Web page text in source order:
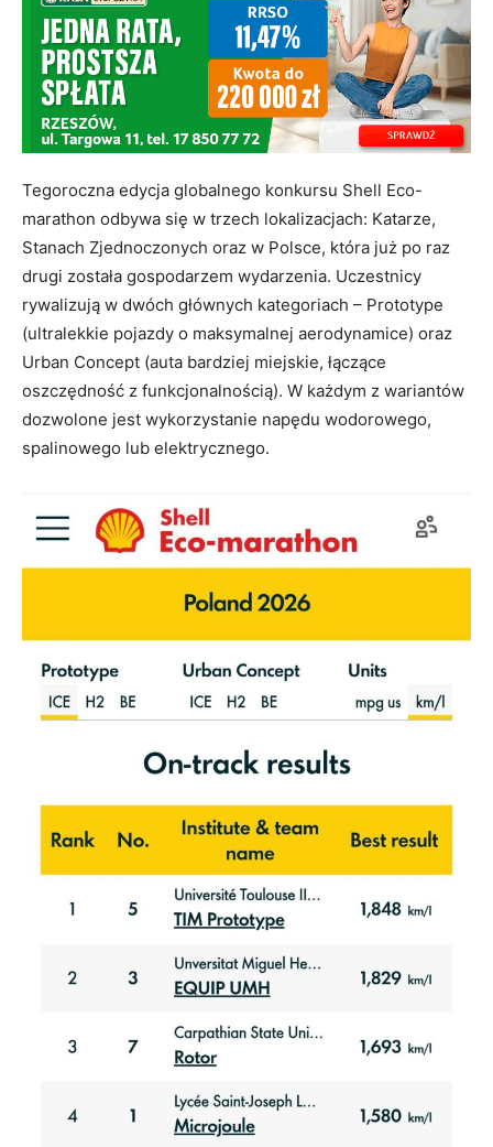
opory toczenia. Plus super silnik, który ma bardzo
wysoką sprawność, dzięki temu uzyskujemy małe zużycie
paliwa.
Reklama
Tegoroczna edycja globalnego konkursu Shell Eco-
marathon odbywa się w trzech lokalizacjach: Katarze,
Stanach Zjednoczonych oraz w Polsce, która już po raz
drugi została gospodarzem wydarzenia. Uczestnicy
rywalizują w dwóch głównych kategoriach – Prototype
Urban Concept (auta bardziej miejskie, łączące
oszczędność z funkcjonalnością). W każdym z wariantów
dozwolone jest wykorzystanie napędu wodorowego,
spalinowego lub elektrycznego.